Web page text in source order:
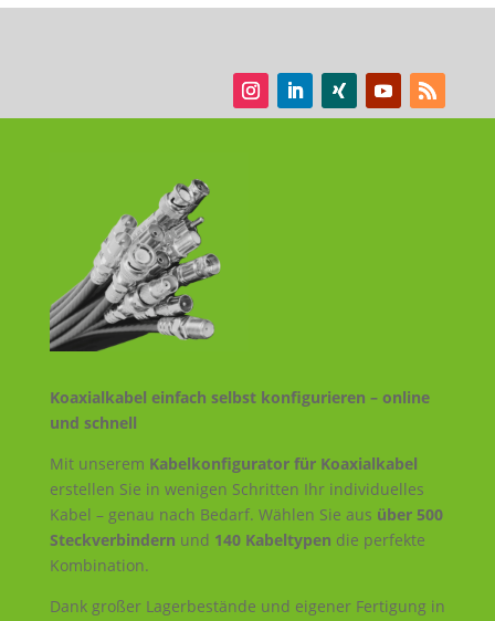
Koaxialkabel einfach selbst konfigurieren – online
und schnell
Mit unserem Kabelkonfigurator für Koaxialkabel
erstellen Sie in wenigen Schritten Ihr individuelles
Kabel – genau nach Bedarf. Wählen Sie aus über 500
Steckverbindern und 140 Kabeltypen die perfekte
Kombination.
Dank großer Lagerbestände und eigener Fertigung in